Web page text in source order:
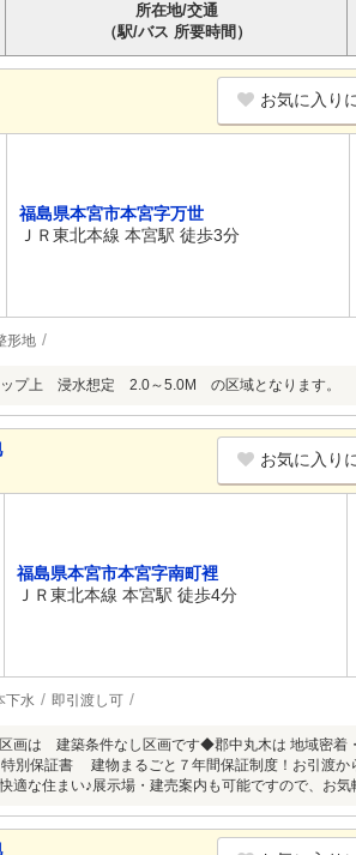
所在地/交通
（駅/バス 所要時間）
お気に入り
福島県本宮市本宮字万世
ＪＲ東北本線 本宮駅 徒歩3分
形地
ップ上 浸水想定 2.0～5.0M の区域となります。
お気に入り
福島県本宮市本宮字南町裡
ＪＲ東北本線 本宮駅 徒歩4分
下水 即引渡し可
画は 建築条件なし区画です◆郡中丸木は 地域密着
特別保証書 建物まるごと７年間保証制度！お引
適な住まい♪展示場・建売案内も可能ですので、お気